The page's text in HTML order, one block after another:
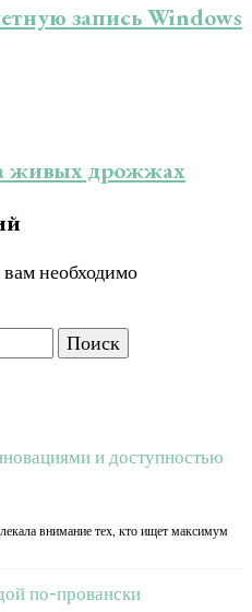
запись Windows
живых дрожжах
необходимо
и доступностью
внимание тех, кто ищет максимум
по-провански